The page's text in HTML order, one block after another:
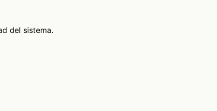
del sistema.